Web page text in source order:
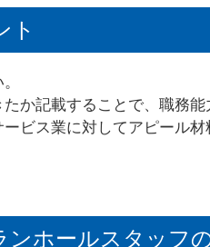
ト
か記載することで、職務能
ビス業に対してアピール
ホールスタッフの